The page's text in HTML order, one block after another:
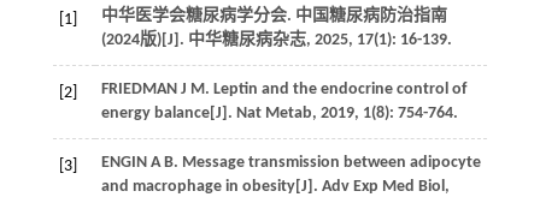
[1]
中华医学会糖尿病学分会. 中国糖尿病防治指南
(2024版)[J]. 中华糖尿病杂志, 2025, 17(1): 16-139.
[2]
FRIEDMAN J M. Leptin and the endocrine control of
energy balance[J]. Nat Metab, 2019, 1(8): 754-764.
[3]
ENGIN A B. Message transmission between adipocyte
and macrophage in obesity[J]. Adv Exp Med Biol,